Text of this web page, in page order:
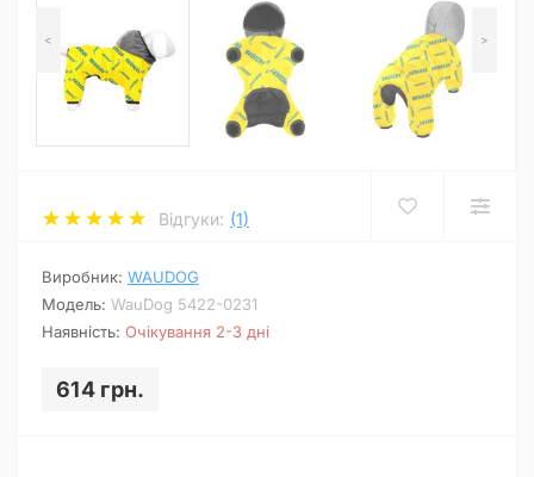
< >
Відгуки: (1)
Виробник: WAUDOG
Модель: WauDog 5422-0231
Наявність: Очікування 2-3 дні
614 грн.